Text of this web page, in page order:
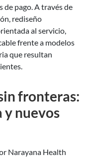
de pago. A través de
rediseño
al servicio,
frente a modelos
que resultan
fronteras:
y nuevos
Narayana Health